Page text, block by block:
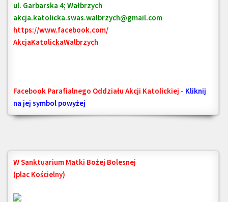
ul. Garbarska 4; Wałbrzych
akcja.katolicka.swas.walbrzych@gmail.com
https://www.facebook.com/
AkcjaKatolickaWalbrzych
Facebook Parafialnego Oddziału Akcji Katolickiej - Kliknij
na jej symbol powyżej
W Sanktuarium Matki Bożej Bolesnej
(plac Kościelny)